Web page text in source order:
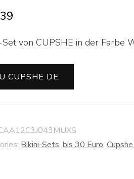
Set von CUPSHE in der Farbe
CUPSHE DE
Bikini-Sets,bis 30 Euro,